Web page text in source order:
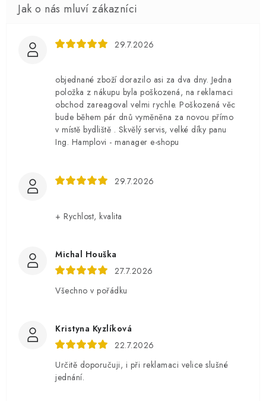
29.7.2026
objednané zboží dorazilo asi za dva dny. Jedna
položka z nákupu byla poškozená, na reklamaci
obchod zareagoval velmi rychle. Poškozená věc
bude během pár dnů vyměněna za novou přímo
v místě bydliště . Skvělý servis, velké díky panu
Ing. Hamplovi - manager e-shopu
29.7.2026
+ Rychlost, kvalita
Michal Houška
27.7.2026
Všechno v pořádku
Kristyna Kyzlíková
22.7.2026
Určitě doporučuji, i při reklamaci velice slušné
jednání.